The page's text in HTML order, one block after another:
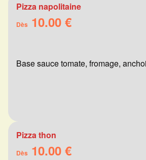
Pizza napolitaine
Dès 10.00 €
Base sauce tomate, fromage,
Pizza thon
Dès 10.00 €